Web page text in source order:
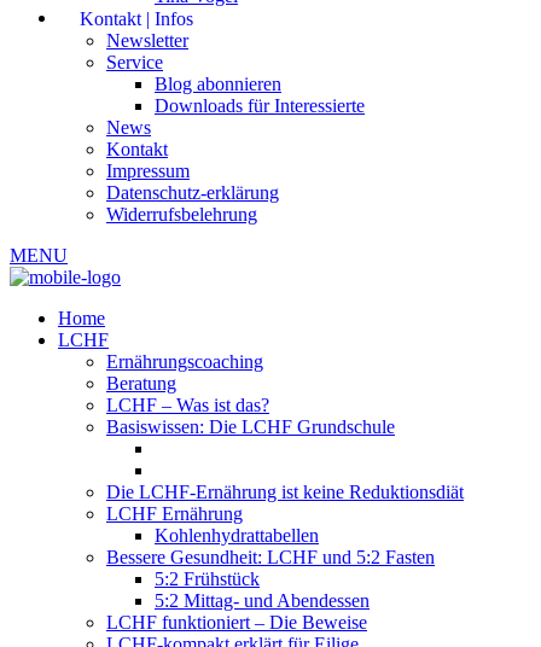
Kontakt | Infos
Newsletter
Service
Blog abonnieren
Downloads für Interessierte
News
Kontakt
Impressum
Datenschutz-erklärung
Widerrufsbelehrung
MENU
Home
LCHF
Ernährungscoaching
Beratung
LCHF – Was ist das?
Basiswissen: Die LCHF Grundschule
Die LCHF-Ernährung ist keine Reduktionsdiät
LCHF Ernährung
Kohlenhydrattabellen
Bessere Gesundheit: LCHF und 5:2 Fasten
5:2 Frühstück
5:2 Mittag- und Abendessen
LCHF funktioniert – Die Beweise